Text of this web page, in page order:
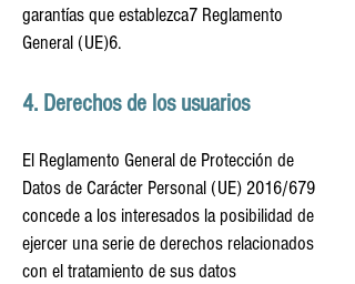
garantías que establezca7 Reglamento
General (UE)6.
4. Derechos de los usuarios
El Reglamento General de Protección de
Datos de Carácter Personal (UE) 2016/679
concede a los interesados la posibilidad de
ejercer una serie de derechos relacionados
con el tratamiento de sus datos